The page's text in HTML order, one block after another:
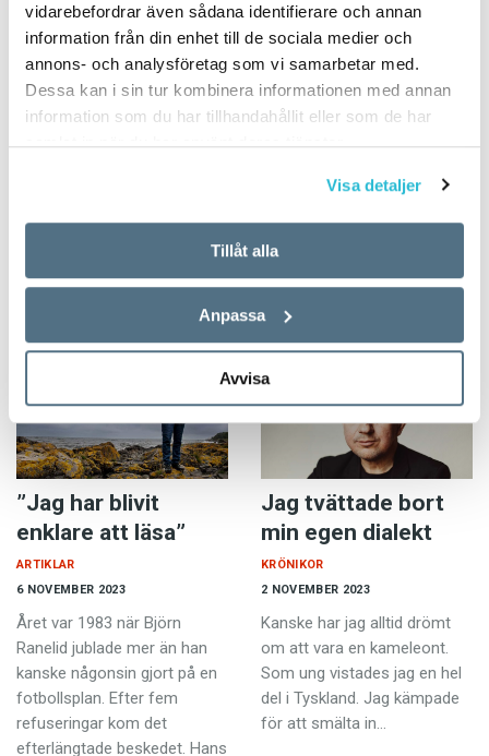
vidarebefordrar även sådana identifierare och annan
information från din enhet till de sociala medier och
annons- och analysföretag som vi samarbetar med.
Dessa kan i sin tur kombinera informationen med annan
information som du har tillhandahållit eller som de har
samlat in när du har använt deras tjänster.
Visa detaljer
Tillåt alla
Anpassa
Avvisa
Tidningarna följer
tiderna
13 NOVEMBER 2023
ARTIKLAR
Då är det dags för
en lektion om ordet
då
Här är en enkel ordväxling
land:– Du då?– Ja, jag
med.Ändå kan den ta år att
bemästra för…
”Jag har blivit
enklare att läsa”
6 NOVEMBER 2023
ARTIKLAR
Året var 1983 när Björn
Ranelid jublade mer än han
kanske någonsin gjort på en
fotbollsplan. Efter fem
refuseringar kom det
efterlängtade beskedet. Hans
Jag tvättade bort
min egen dialekt
2 NOVEMBER 2023
KRÖNIKOR
Kanske har jag alltid drömt
om att vara en kameleont.
Som ung vistades jag en hel
del i Tyskland. Jag kämpade
för att smälta in…